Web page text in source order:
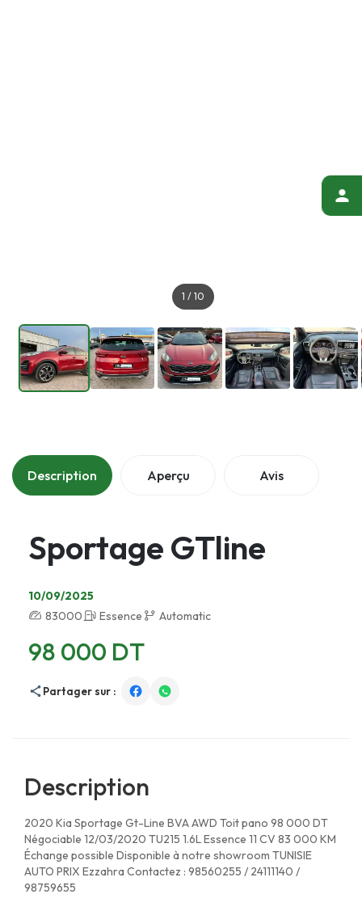
1 / 10
Description Aperçu Avis
Sportage GTline
10/09/2025
83000
Essence Automatic
98 000 DT
Partager sur :
Description
2020 Kia Sportage Gt-Line BVA AWD Toit pano 98 000 DT
Négociable 12/03/2020 TU215 1.6L Essence 11 CV 83 000 KM
Échange possible Disponible à notre showroom TUNISIE
AUTO PRIX Ezzahra Contactez : 98560255 / 24111140 /
98759655